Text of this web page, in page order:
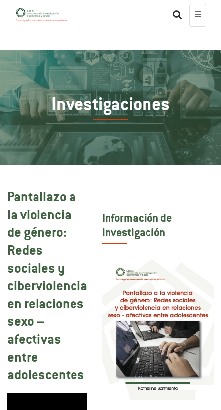
Investigaciones
Pantallazo a
la violencia
de género:
Redes
sociales y
ciberviolencia
en relaciones
sexo –
afectivas
entre
adolescentes
Información de
investigación